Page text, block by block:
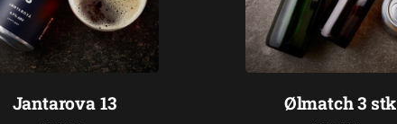
Jantarova 13 Ølmatch 3 stk